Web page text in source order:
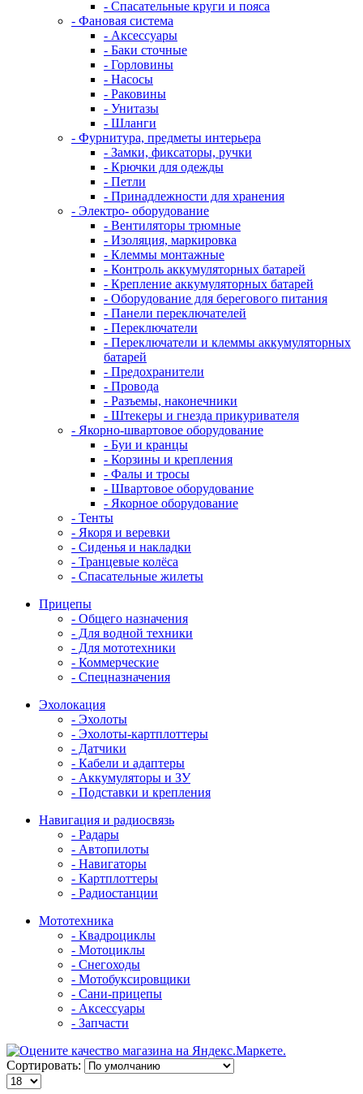
- Спасательные круги и пояса
- Фановая система
- Аксессуары
- Баки сточные
- Горловины
- Насосы
- Раковины
- Унитазы
- Шланги
- Фурнитура, предметы интерьера
- Замки, фиксаторы, ручки
- Крючки для одежды
- Петли
- Принадлежности для хранения
- Электро- оборудование
- Вентиляторы трюмные
- Изоляция, маркировка
- Клеммы монтажные
- Контроль аккумуляторных батарей
- Крепление аккумуляторных батарей
- Оборудование для берегового питания
- Панели переключателей
- Переключатели
- Переключатели и клеммы аккумуляторных
батарей
- Предохранители
- Провода
- Разъемы, наконечники
- Штекеры и гнезда прикуривателя
- Якорно-швартовое оборудование
- Буи и кранцы
- Корзины и крепления
- Фалы и тросы
- Швартовое оборудование
- Якорное оборудование
- Тенты
- Якоря и веревки
- Сиденья и накладки
- Транцевые колёса
- Спасательные жилеты
Прицепы
- Общего назначения
- Для водной техники
- Для мототехники
- Коммерческие
- Спецназначения
Эхолокация
- Эхолоты
- Эхолоты-картплоттеры
- Датчики
- Кабели и адаптеры
- Аккумуляторы и ЗУ
- Подставки и крепления
Навигация и радиосвязь
- Радары
- Автопилоты
- Навигаторы
- Картплоттеры
- Радиостанции
Мототехника
- Квадроциклы
- Мотоциклы
- Снегоходы
- Мотобуксировщики
- Сани-прицепы
- Аксессуары
- Запчасти
Сортировать: